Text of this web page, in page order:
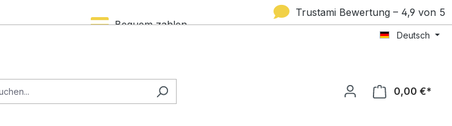
Bequem zahlen
Trustami Bewertung – 4,9 von 5
Sternen
Deutsch
0,00 €*